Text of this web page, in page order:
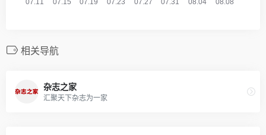
相关导航
杂志之家
汇聚天下杂志为一家